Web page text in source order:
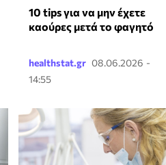
10 tips για να μην έχετε
καούρες μετά το φαγητό
healthstat.gr 08.06.2026 -
14:55